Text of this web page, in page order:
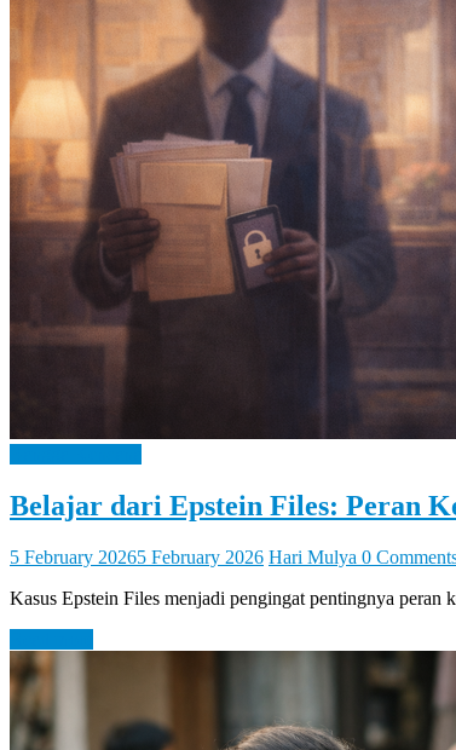
You
It
Belajar dari Epstein Files: Peran
5 February 20265 February 2026 Hari Mulya 0
Kasus Epstein Files menjadi pengingat pentingnya peran